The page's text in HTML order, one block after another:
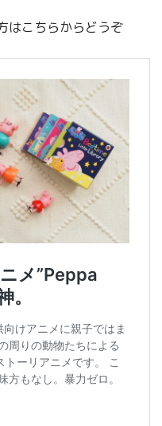
はこちらからどうぞ